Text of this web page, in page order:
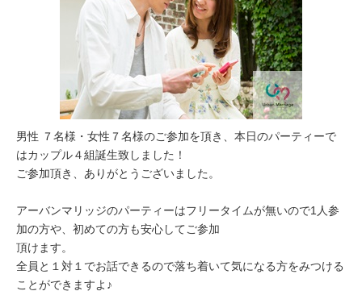
男性 ７名様・女性７名様のご参加を頂き、本日のパーティーで
はカップル４組誕生致しました！
ご参加頂き、ありがとうございました。
アーバンマリッジのパーティーはフリータイムが無いので1人参
加の方や、初めての方も安心してご参加
頂けます。
全員と１対１でお話できるので落ち着いて気になる方をみつける
ことができますよ♪